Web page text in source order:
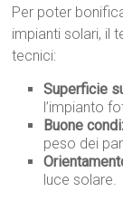
Per poter
impianti solari, il
tecnici:
Superficie
l’impianto
Buone
peso dei
luce solare.